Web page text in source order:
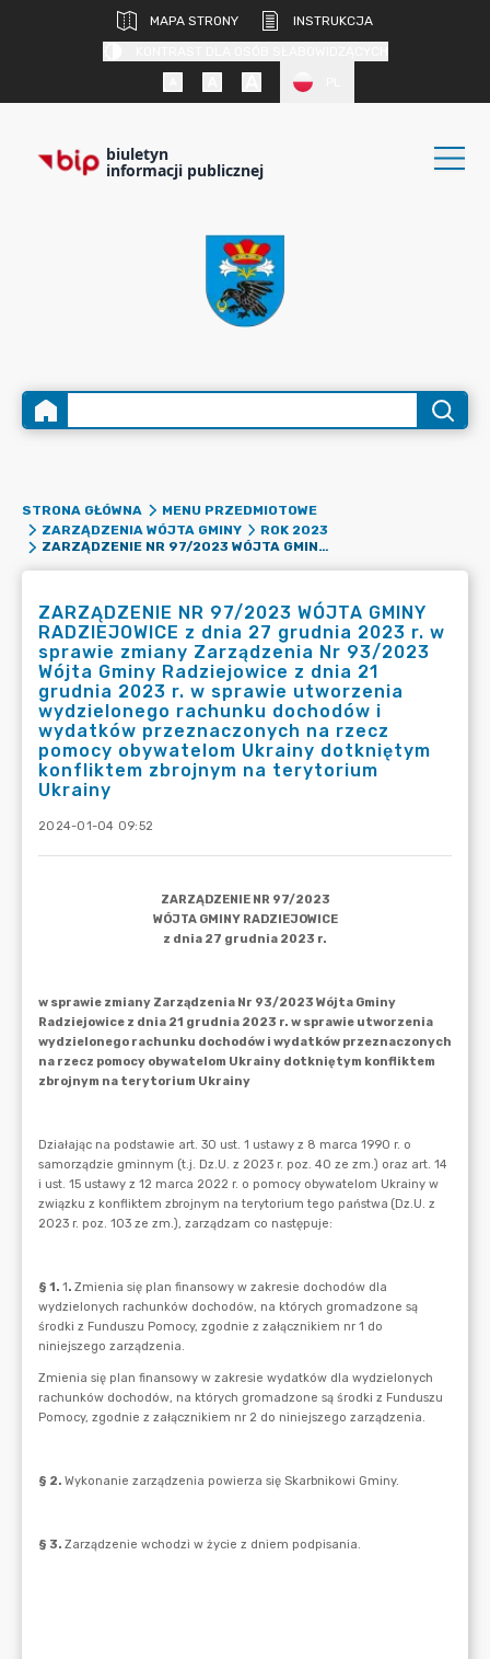
MAPA STRONY
INSTRUKCJA
biuletyn
informacji publicznej
STRONA GŁÓWNA
MENU PRZEDMIOTOWE
ZARZĄDZENIA WÓJTA GMINY
ROK 2023
ZARZĄDZENIE NR 97/2023 WÓJTA GMINY RADZIEJOWICE Z DNIA 27 GRUDNIA 2023 R. W SPRAWIE ZMIANY ZARZĄDZENIA NR 93/2023 WÓJTA GMINY RADZIEJOWICE Z DNIA 21 GRUDNIA 2023 R. W SPRAWIE UTWORZENIA WYDZIELONEGO RACHUNKU DOCHODÓW I WYDATKÓW PRZEZNACZONYCH NA RZECZ POMOCY OBYWATELOM UKRAINY DOTKNIĘTYM KONFLIKTEM ZBROJNYM NA TERYTORIUM UKRAINY
ZARZĄDZENIE NR 97/2023 WÓJTA GMINY
RADZIEJOWICE z dnia 27 grudnia 2023 r. w
sprawie zmiany Zarządzenia Nr 93/2023
Wójta Gminy Radziejowice z dnia 21
grudnia 2023 r. w sprawie utworzenia
wydzielonego rachunku dochodów i
wydatków przeznaczonych na rzecz
pomocy obywatelom Ukrainy dotkniętym
konfliktem zbrojnym na terytorium
Ukrainy
2024-01-04 09:52